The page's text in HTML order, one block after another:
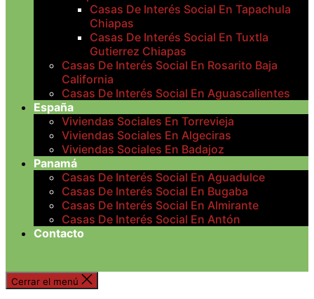
Casas De Interés Social En Tapachula
Chiapas
Casas De Interés Social En Tuxtla
Gutierrez Chiapas
Casas De Interés Social En Rosarito Baja
California
Casas De Interés Social En Aguascalientes
España
Viviendas Sociales En Torrevieja
Viviendas Sociales En Algeciras
Viviendas Sociales En Badajoz
Panamá
Casas De Interés Social En Aguadulce
Casas De Interés Social En Bugaba
Casas De Interés Social En Almirante
Casas De Interés Social En Antón
Contacto
Cerrar el menú